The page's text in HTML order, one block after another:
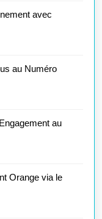
avec
au Numéro
au
Orange via le